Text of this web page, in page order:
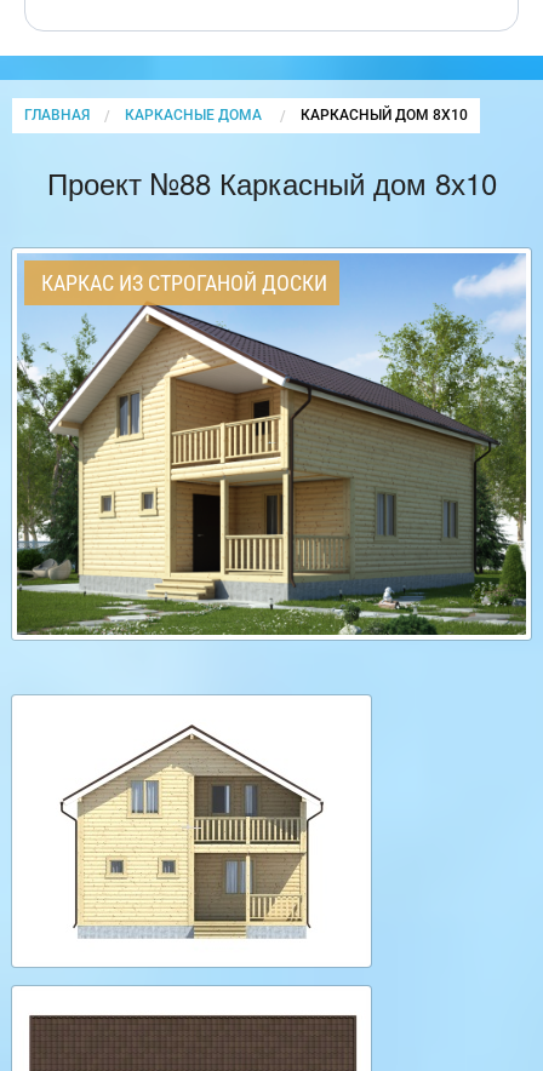
ГЛАВНАЯ КАРКАСНЫЕ ДОМА CURRENT:
КАРКАСНЫЙ ДОМ 8Х10
Проект №88 Каркасный дом 8х10
КАРКАС ИЗ СТРОГАНОЙ ДОСКИ